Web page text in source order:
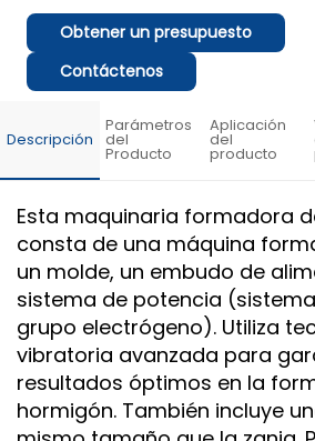
Obtener un presupuesto
Contáctenos
Descripción
Parámetros
del
Producto
Aplicación
del
producto
Esta maquinaria formadora
consta de una máquina
un molde, un embudo de
sistema de potencia
grupo electrógeno). Utiliza
vibratoria avanzada para
resultados óptimos en la
hormigón. También incluye